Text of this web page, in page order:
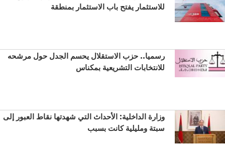
للاستثمار يفتح باب الاستثمار بمنطقة
رسميا.. حزب الاستقلال يحسم الجدل حول مرشحه
للانتخابات التشريعية بمكناس
وزارة الداخلية: الأحداث التي شهدتها نقاط العبور إلى
سبتة ومليلية كانت بسبب